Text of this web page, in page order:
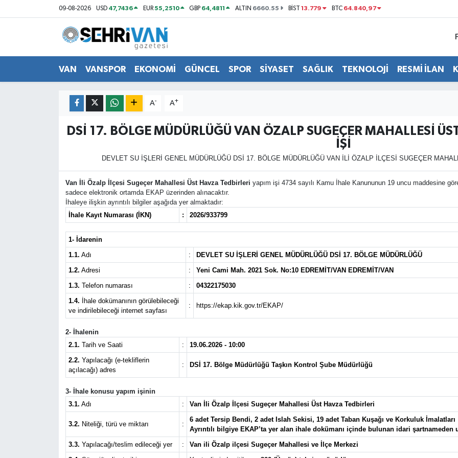
09-08-2026 USD 47,7436 EUR55,2510 GBP 64,4811 ALTIN 6660.55 BİST13.779 BTC 64.840,97
VAN VANSPOR EKONOMİ GÜNCEL SPOR SİYASET SAĞLIK TEKNOLOJİ RESMİ İLAN
A- A+
DSİ 17. BÖLGE MÜDÜRLÜĞÜ VAN ÖZALP SUGEÇER MAHALLESİ
İŞİ
DEVLET SU İŞLERİ GENEL MÜDÜRLÜĞÜ DSİ 17. BÖLGE MÜDÜRLÜĞÜ VAN İLİ ÖZALP İLÇESİ SUGEÇER
Van İli Özalp İlçesi Sugeçer Mahallesi Üst Havza Tedbirleri yapım işi 4734 sayılı Kamu İhale Kanununun 19 uncu maddesine
sadece elektronik ortamda EKAP üzerinden alınacaktır.
İhaleye ilişkin ayrıntılı bilgiler aşağıda yer almaktadır:
İhale Kayıt Numarası (İKN)
: 2026/933799
1- İdarenin
1.1. Adı :
DEVLET SU İŞLERİ GENEL MÜDÜRLÜĞÜ DSİ 17. BÖLGE MÜDÜRLÜĞÜ
1.2. Adresi :
Yeni Cami Mah. 2021 Sok. No:10 EDREMİT/VAN EDREMİT/VAN
1.3. Telefon numarası :
04322175030
1.4. İhale dokümanının görülebileceği
ve indirilebileceği internet sayfası
: https://ekap.kik.gov.tr/EKAP/
2- İhalenin
2.1. Tarih ve Saati :
19.06.2026 - 10:00
2.2. Yapılacağı (e-tekliflerin
açılacağı) adres
: DSİ 17. Bölge Müdürlüğü Taşkın Kontrol Şube Müdürlüğü
3- İhale konusu yapım işinin
3.1. Adı : Van İli Özalp İlçesi Sugeçer Mahallesi Üst Havza Tedbirleri
3.2. Niteliği, türü ve miktarı :
6 adet Tersip Bendi, 2 adet Islah Sekisi, 19 adet Taban Kuşağı ve Korkuluk İmalatları
Ayrıntılı bilgiye EKAP’ta yer alan ihale dokümanı içinde bulunan idari şartnameden
3.3. Yapılacağı/teslim edileceği yer :
Van ili Özalp ilçesi Sugeçer Mahallesi ve İlçe Merkezi
Van Nöbetçi Eczaneler
Van Hava Durumu
Tüm Manşetler
Son Dakika Haberleri
Haber Arşivi